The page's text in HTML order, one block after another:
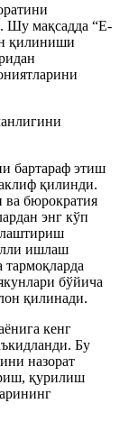
Шу мақсадда “E-
қилиниши
бартараф этиш
қилинди.
ва бюрократия
энг кўп
ишлаш
тармоқларда
бўйича
қилинади.
кенг
Бу
назорат
қурилиш